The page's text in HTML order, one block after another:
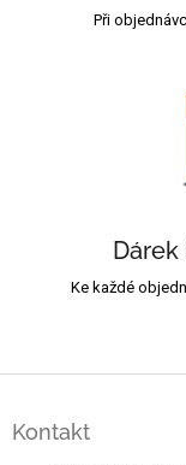
Při
Ke každé
Kontakt